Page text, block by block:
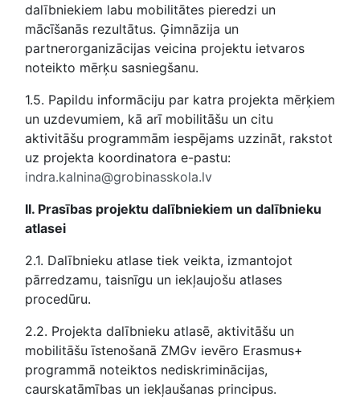
dalībniekiem labu mobilitātes pieredzi un
mācīšanās rezultātus. Ģimnāzija un
partnerorganizācijas veicina projektu ietvaros
noteikto mērķu sasniegšanu.
1.5. Papildu informāciju par katra projekta mērķiem
un uzdevumiem, kā arī mobilitāšu un citu
aktivitāšu programmām iespējams uzzināt, rakstot
uz projekta koordinatora e-pastu:
indra.kalnina@grobinasskola.lv
II. Prasības projektu dalībniekiem un dalībnieku
atlasei
2.1. Dalībnieku atlase tiek veikta, izmantojot
pārredzamu, taisnīgu un iekļaujošu atlases
procedūru.
2.2. Projekta dalībnieku atlasē, aktivitāšu un
mobilitāšu īstenošanā ZMGv ievēro Erasmus+
programmā noteiktos nediskriminācijas,
caurskatāmības un iekļaušanas principus.